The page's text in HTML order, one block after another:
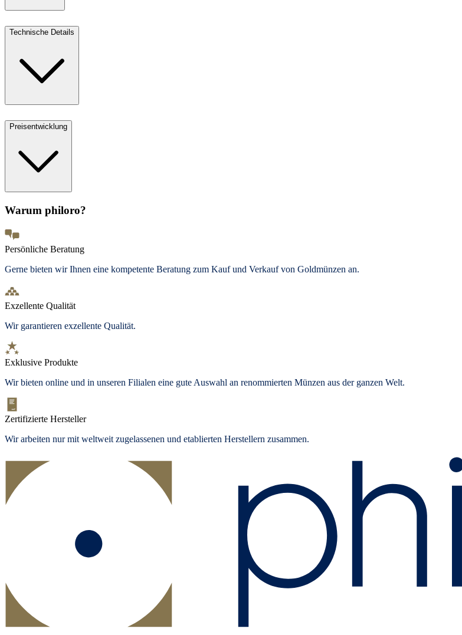
Technische Details
Preisentwicklung
Warum philoro?
Persönliche Beratung
Gerne bieten wir Ihnen eine kompetente Beratung zum Kauf und Verkauf von Goldmünzen an.
Exzellente Qualität
Wir garantieren exzellente Qualität.
Exklusive Produkte
Wir bieten online und in unseren Filialen eine gute Auswahl an renommierten Münzen aus der ganzen Welt.
Zertifizierte Hersteller
Wir arbeiten nur mit weltweit zugelassenen und etablierten Herstellern zusammen.